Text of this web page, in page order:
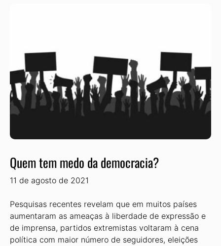
Quem tem medo da democracia?
11 de agosto de 2021
Pesquisas recentes revelam que em muitos países
aumentaram as ameaças à liberdade de expressão e
de imprensa, partidos extremistas voltaram à cena
política com maior número de seguidores, eleições